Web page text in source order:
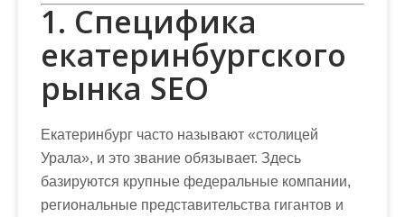
1. Специфика
екатеринбургского
рынка SEO
Екатеринбург часто называют «столицей
Урала», и это звание обязывает. Здесь
базируются крупные федеральные компании,
региональные представительства гигантов и